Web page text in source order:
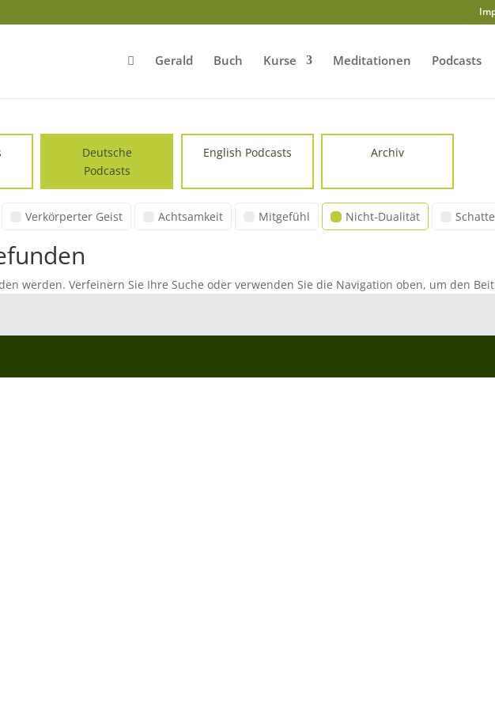
Gerald Buch Kurse Meditationen Podcasts
Deutsche
Podcasts
English Podcasts Archiv
Verkörperter Geist Achtsamkeit Mitgefühl Nicht-Dualität
werden. Verfeinern Sie Ihre Suche oder verwenden Sie die Navigation oben, um den